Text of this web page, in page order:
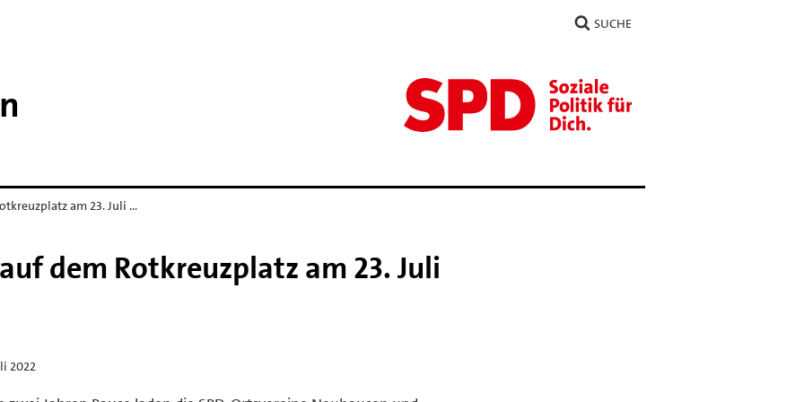
SUCHE
am 23. Juli …
dem Rotkreuzplatz am 23. Juli
2022